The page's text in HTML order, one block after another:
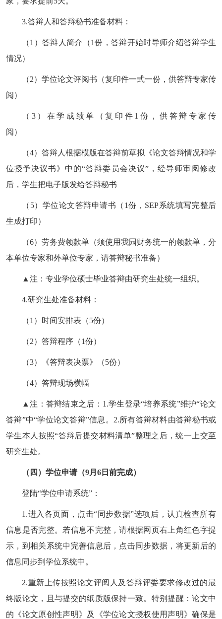
3.答辩人和答辩秘书准备材料：
（1 ）答辩人简介（1份，答辩开始时导师介绍答辩学生
情况）
（2）学位论文评阅书（复印件一式一份，供答辩专家传
阅）
（ 3）在学成绩单（复印件 1 份，供答辩专家传
阅）
（4）答辩人根据模版在答辩前草拟《论文答辩情况和学
位授予决议书》中的“答辩委员会决议”，经导师审阅修改
后，学生把电子版发给答辩秘书
（ 5）学位论文答辩申请书（ 1份， SEP系统填写完整后
生成打印）
（6）劳务费领款单（须使用我园财务统一的领款单，分
本单位专家和外单位专家，请答辩秘书准备）
▲ 注：专业学位硕士毕业答辩由研究生处统一组织。
4.研究生处准备材料：
（1 ）时间安排表（5份）
（2）答辩程序（1份）
（3）《答辩表决票》（5份）
（4）答辩现场横幅
▲注：答辩结束之后： 1.学生登录“培养系统”维护“论文
答辩”中“学位论文答辩”信息。 2.所有答辩材料由答辩秘书或
学生本人按照“答辩后提交材料清单”整理之后，统一上交至
研究生处。
（四）学位申请（9月 6 日前完成）
登陆“学位申请系统” ：
1.进入各页面，点击“同步数据”选项后，认真检查所有
信息是否完整。若信息不完整，请根据网页右上角红色字提
示，到相关系统中完善信息后，点击同步数据，将更新后的
信息同步到学位系统中。
2.重新上传按照论文评阅人及答辩评委要求修改过的最
终版论文，且与提交的纸质版保持一致。特别提醒：论文中
的《论文原创性声明》及《学位论文授权使用声明》确保是